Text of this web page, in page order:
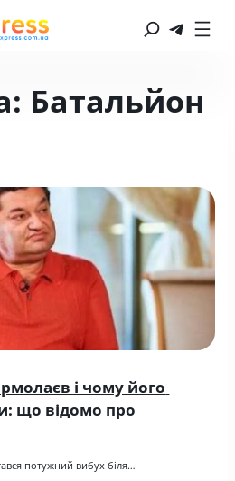
Батальйон
і чому його
що відомо про
потужний вибух біля…